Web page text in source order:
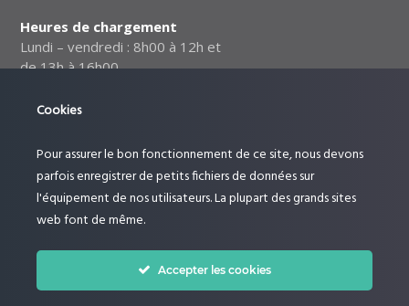
Heures de chargement
Lundi – vendredi : 8h00 à 12h et
de 13h à 16h00
Notre politique relative à la
Suivez-nous :
Cookies
Pour assurer le bon fonctionnement de ce site, nous devons
parfois enregistrer de petits fichiers de données sur
l'équipement de nos utilisateurs. La plupart des grands sites
web font de même.
Accepter les cookies